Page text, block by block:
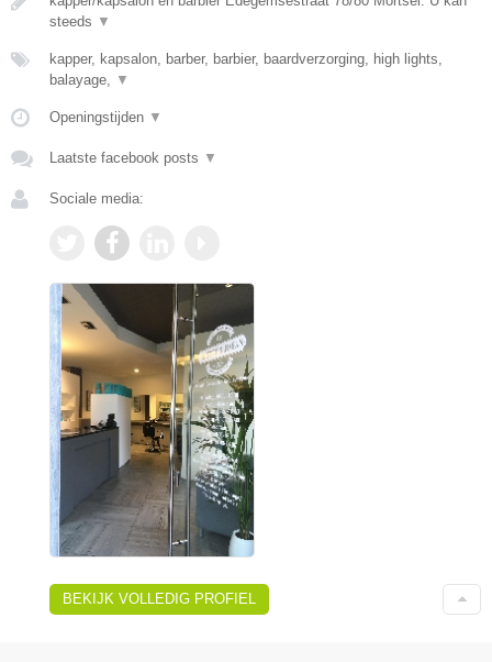
steeds ▼
kapper, kapsalon, barber, barbier, baardverzorging, high lights,
balayage, ▼
Openingstijden ▼
Laatste facebook posts ▼
Sociale media:
BEKIJK VOLLEDIG PROFIEL